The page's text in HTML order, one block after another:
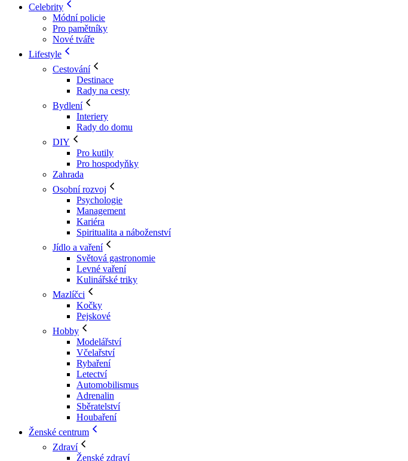
Celebrity
Módní policie
Pro pamětníky
Nové tváře
Lifestyle
Cestování
Destinace
Rady na cesty
Bydlení
Interiery
Rady do domu
DIY
Pro kutily
Pro hospodyňky
Zahrada
Osobní rozvoj
Psychologie
Management
Kariéra
Spiritualita a náboženství
Jídlo a vaření
Světová gastronomie
Levné vaření
Kulinářské triky
Mazlíčci
Kočky
Pejskové
Hobby
Modelářství
Včelařství
Rybaření
Letectví
Automobilismus
Adrenalin
Sběratelství
Houbaření
Ženské centrum
Zdraví
Ženské zdraví